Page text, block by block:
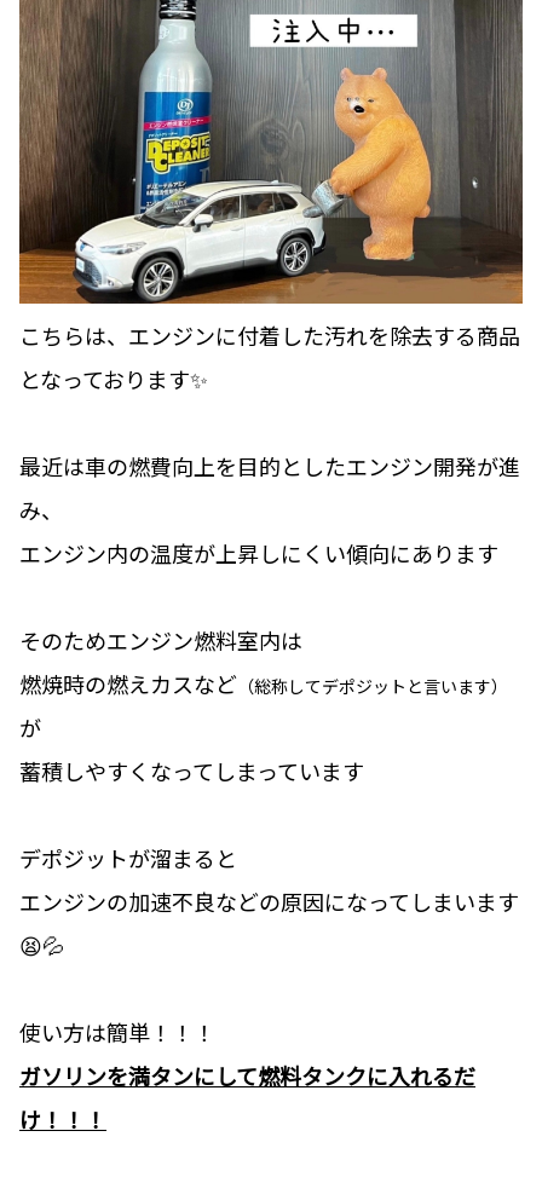
こちらは、エンジンに付着した汚れを除去する商品
となっております✨
最近は車の燃費向上を目的としたエンジン開発が進
み、
エンジン内の温度が上昇しにくい傾向にあります
そのためエンジン燃料室内は
燃焼時の燃えカスなど （総称してデポジットと言います）
が
蓄積しやすくなってしまっています
デポジットが溜まると
エンジンの加速不良などの原因になってしまいます
😫💦
使い方は簡単！！！
ガソリンを満タンにして燃料タンクに入れるだ
け！！！